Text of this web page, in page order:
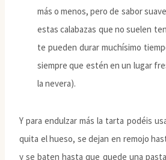
más o menos, pero de sabor
estas calabazas que no suelen
te pueden durar muchísimo
siempre que estén en un lugar
la nevera).
Y para endulzar más la tarta podéis
quita el hueso, se dejan en remojo
y se baten hasta que quede una